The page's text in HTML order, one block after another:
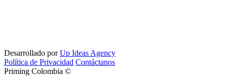
Desarrollado porUp Ideas Agency
Política de Privacidad Contáctanos
Priming Colombia ©